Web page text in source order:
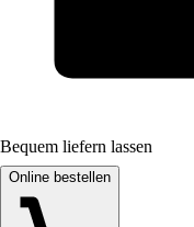
Bequem liefern lassen
Online bestellen